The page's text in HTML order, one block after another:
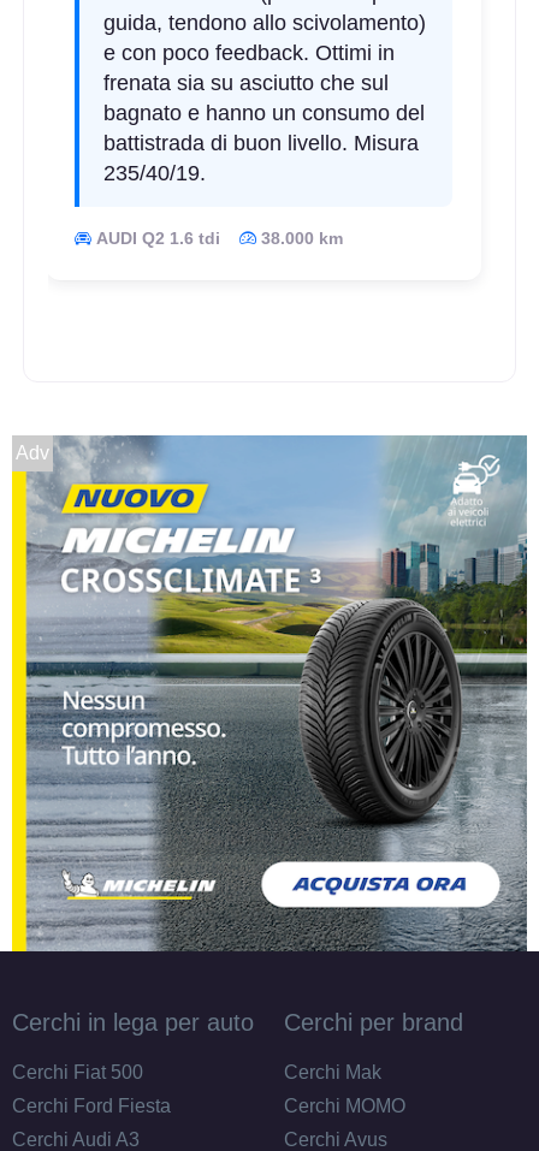
B B 68db
C A 72db
C A
guida, tendono allo scivolamento)
e con poco feedback. Ottimi in
frenata sia su asciutto che sul
bagnato e hanno un consumo del
battistrada di buon livello. Misura
235/40/19.
AUDI Q2 1.6 tdi 38.000 km
Adv
Cerchi in lega per auto
Cerchi Fiat 500
Cerchi Ford Fiesta
Cerchi Audi A3
Cerchi per brand
Cerchi Mak
Cerchi MOMO
Cerchi Avus